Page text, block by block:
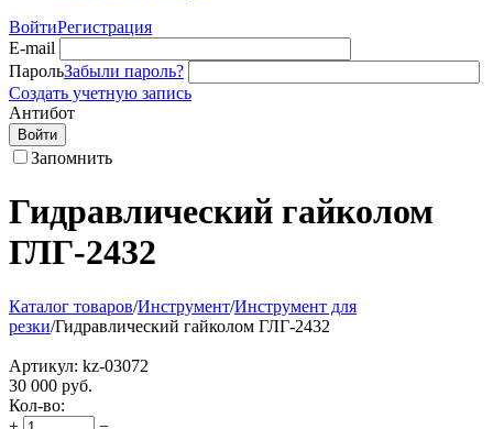
ВойтиРегистрация
E-mail
ПарольЗабыли пароль?
Создать учетную запись
Антибот
Войти
Запомнить
Гидравлический гайколом
ГЛГ-2432
Каталог товаров/Инструмент/Инструмент для
резки/Гидравлический гайколом ГЛГ-2432
Артикул: kz-03072
30 000 руб.
Кол-во: